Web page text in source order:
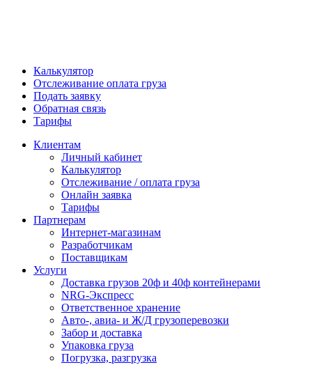
Калькулятор
Отслеживание оплата груза
Подать заявку
Обратная связь
Тарифы
Клиентам
Личный кабинет
Калькулятор
Отслеживание / оплата груза
Онлайн заявка
Тарифы
Партнерам
Интернет-магазинам
Разработчикам
Поставщикам
Услуги
Доставка грузов 20ф и 40ф контейнерами
NRG-Экспресс
Ответственное хранение
Авто-, авиа- и Ж/Д грузоперевозки
Забор и доставка
Упаковка груза
Погрузка, разгрузка